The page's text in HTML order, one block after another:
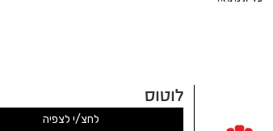
לוטוס
לחצ/י לצפיה